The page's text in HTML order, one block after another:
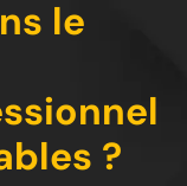
le
?